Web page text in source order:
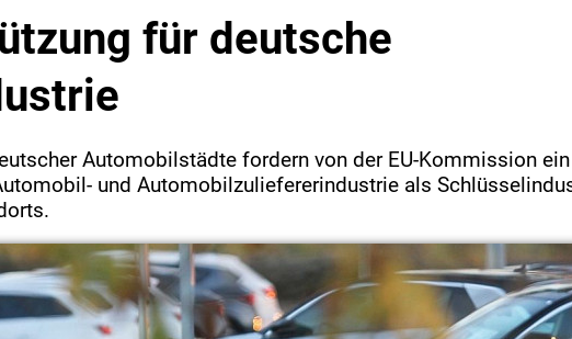
für deutsche
Automobilstädte fordern von der EU-Kommission
und Automobilzuliefererindustrie als